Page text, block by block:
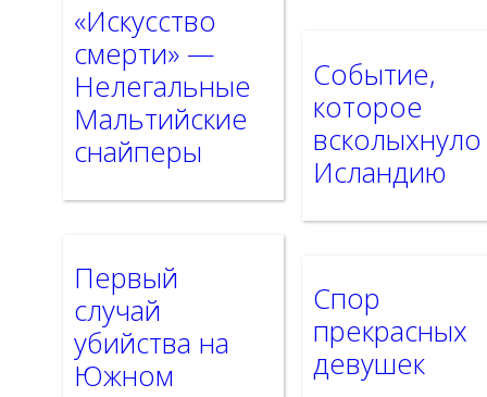
«Искусство
смерти» —
Нелегальные
Мальтийские
снайперы
Первый
случай
убийства на
Южном
Событие,
которое
всколыхнуло
Исландию
Спор
прекрасных
девушек